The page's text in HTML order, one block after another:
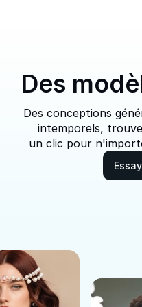
Des
Des conceptions
intemporels,
un clic pour